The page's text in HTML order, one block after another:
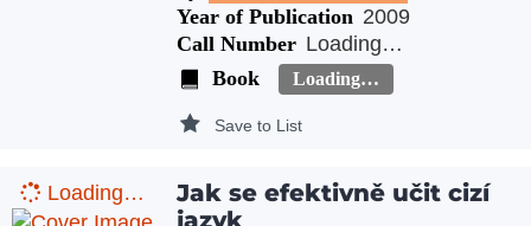
Year of Publication 2009
Call Number Loading…
Book
Loading…
Save to List
Loading…
Jak se efektivně učit cizí
jazyk